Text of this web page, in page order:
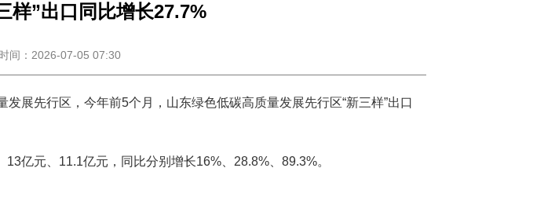
样”出口同比增长27.7%
间：2026-07-05 07:30
展先行区，今年前5个月，山东绿色低碳高质量发展先行区“新三样”出口
亿元、11.1亿元，同比分别增长16%、28.8%、89.3%。